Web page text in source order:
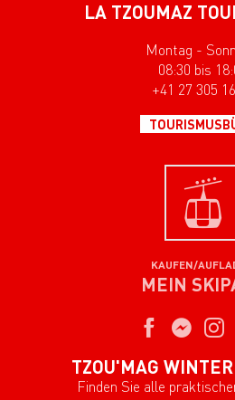
LA TZOUMAZ
Montag -
08:30 bis
+41 27 305
KAUFEN/
MEIN
TZOU'MAG
Finden Sie alle